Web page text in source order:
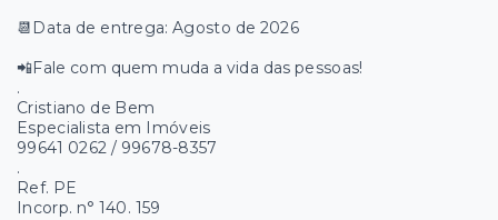
📆Data de entrega: Agosto de 2026
📲Fale com quem muda a vida das pessoas!
.
Cristiano de Bem
Especialista em Imóveis
99641 0262 / 99678-8357
.
Ref. PE
Incorp. n° 140. 159